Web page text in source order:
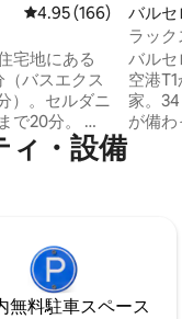
レビュー166件、5つ
4.95 (166)
宅地にある
バスエクス
）。セルダニ
20分。 ダ
ーム2室、
イニングル
パーマーケ
がありま
バルセ
家
ラッ
バルセ
空港
家。
が備
プー
ング
ィ・設備
無料駐⁠車ス⁠ペ⁠ー⁠ス